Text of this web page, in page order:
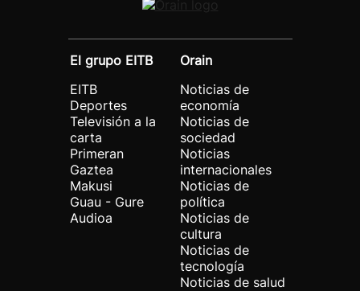
El grupo EITB
EITB
Deportes
Televisión a la
carta
Primeran
Gaztea
Makusi
Guau - Gure
Audioa
Orain
Noticias de
economía
Noticias de
sociedad
Noticias
internacionales
Noticias de
política
Noticias de
cultura
Noticias de
tecnología
Noticias de salud